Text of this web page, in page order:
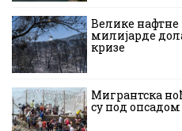
Велике нафтне
милијарде
кризе
Мигрантска
су под опсадом